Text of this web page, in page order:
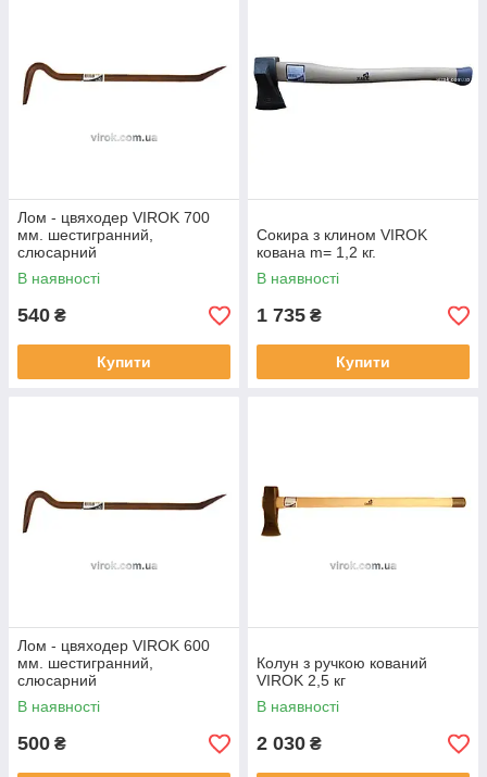
Лом - цвяходер VIROK 700
мм. шестигранний,
слюсарний
В наявності
540 ₴
Купити
Сокира з клином VIROK
кована m= 1,2 кг.
В наявності
1 735 ₴
Купити
Лом - цвяходер VIROK 600
мм. шестигранний,
слюсарний
В наявності
500 ₴
Колун з ручкою кований
VIROK 2,5 кг
В наявності
2 030 ₴